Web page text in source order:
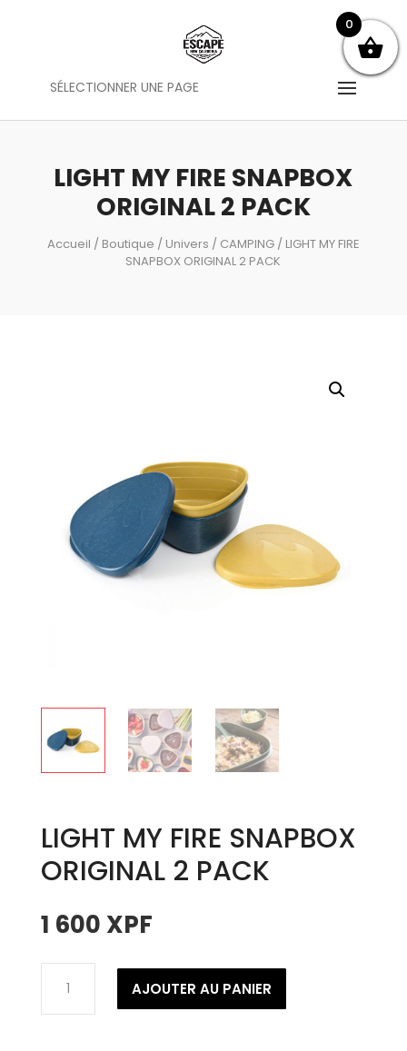
SÉLECTIONNER UNE PAGE
LIGHT MY FIRE SNAPBOX
ORIGINAL 2 PACK
Accueil / Boutique / Univers / CAMPING/ LIGHT MY FIRE
SNAPBOX ORIGINAL 2 PACK
LIGHT MY FIRE SNAPBOX
ORIGINAL 2 PACK
1 600 XPF
LIGHT
AJOUTER AU PANIER
0